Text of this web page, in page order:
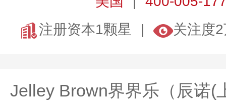
注册资本1颗星
关注度
Jelley Brown界界乐（辰诺(